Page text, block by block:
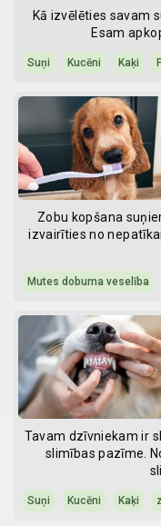
Kā izvēlēties savam
Esam
Suņi Kucēni Kaķi
Zobu kopšana
izvairīties no
Mutes dobuma veselība
Tavam dzīvniekam ir
slimības pazīme.
Suņi Kucēni Kaķi